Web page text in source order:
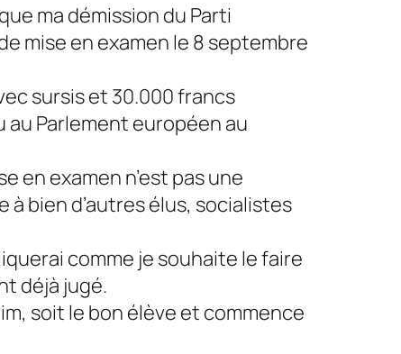
ma démission du Parti
mise en examen le 8 septembre
sursis et 30.000 francs
au Parlement européen au
en examen n’est pas une
à bien d’autres élus, socialistes
comme je souhaite le faire
déjà jugé.
soit le bon élève et commence